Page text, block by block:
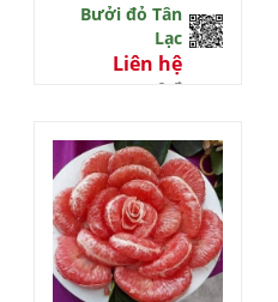
Bưởi đỏ Tân
Lạc
Liên hệ
0 đ